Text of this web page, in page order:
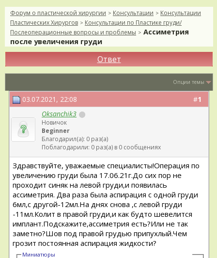
Форум о пластической хирургии > Консультации > Консультации
Пластических Хирургов > Консультации по Пластике груди/
Послеоперационные вопросы и проблемы > Ассиметрия
после увеличения груди
Ответ
Опции темы
#1
03.07.2021, 22:08
Oksanchik3
Новичок
Beginner
Благодарил(а): 0 раз(а)
Поблагодарили: 0 раз(а) в 0 сообщениях
Здравствуйте, уважаемые специалисты!Операция по
увеличению груди была 17.06.21г.До сих пор не
проходит синяк на левой груди,и появилась
ассиметрия. Два раза была аспирация с одной груди
6мл,с другой-12мл.На днях снова ,с левой груди
-11мл.Колит в правой груди,и как будто шевелится
имплант.Подскажите,ассиметрия есть?Или не так
заметно?Шов под правой грудью припухлый.Чем
грозит постоянная аспирация жидкости?
Миниатюры